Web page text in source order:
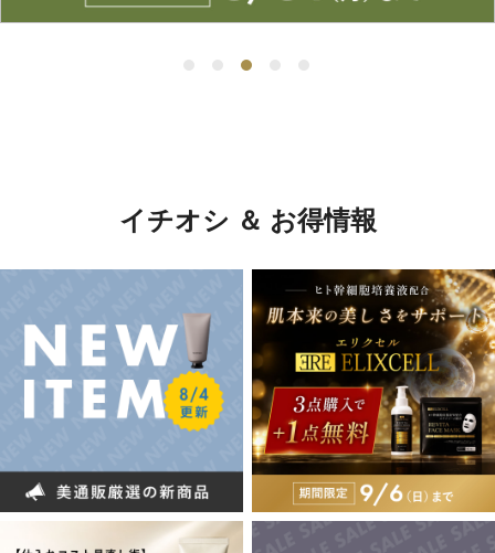
イチオシ ＆ お得情報